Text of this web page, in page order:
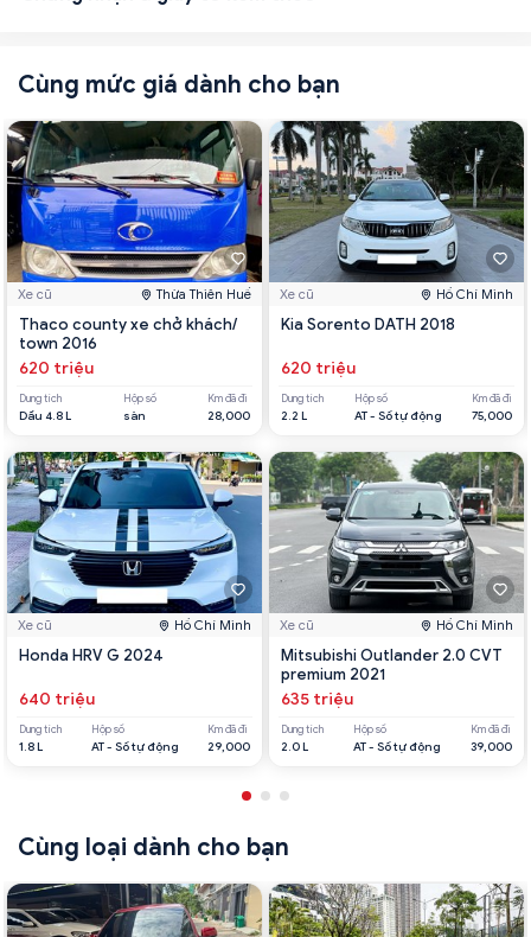
Cùng mức giá dành cho bạn
Xe cũ Thừa Thiên Huế
Thaco county xe chở khách/
town 2016
620 triệu
Dung tích
Dầu 4.8 L
Hộp số
sàn
Km đã đi
28,000
Xe cũ Hồ Chí Minh
Honda HRV G 2024
640 triệu
Dung tích
1.8 L
Hộp số
AT - Số tự động
Km đã đi
29,000
Xe cũ Hồ Chí Minh
Kia Sorento DATH 2018
620 triệu
Dung tích
2.2 L
Hộp số
AT - Số tự động
Km đã đi
75,000
Xe cũ Hồ Chí Minh
Mitsubishi Outlander 2.0 CVT
premium 2021
635 triệu
Dung tích
2.0 L
Hộp số
AT - Số tự động
Km đã đi
39,000
Cùng loại dành cho bạn